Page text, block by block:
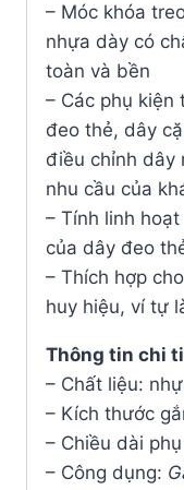
– Móc khóa
nhựa dày có
toàn và bền
– Các phụ
đeo thẻ, dây
điều chỉnh dây
nhu cầu của
– Tính linh
của dây đeo
– Thích hợp
huy hiệu, ví tự
Thông tin chi
– Chất liệu:
– Kích thước
– Chiều dài
– Công dụng: